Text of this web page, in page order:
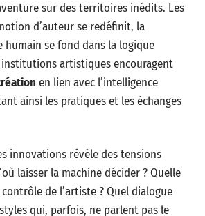
sur des territoires inédits. Les
d’auteur se redéfinit, la
humain se fond dans la logique
artistiques encouragent
en lien avec l’intelligence
ainsi les pratiques et les échanges
innovations révèle des tensions
laisser la machine décider ? Quelle
de l’artiste ? Quel dialogue
qui, parfois, ne parlent pas le